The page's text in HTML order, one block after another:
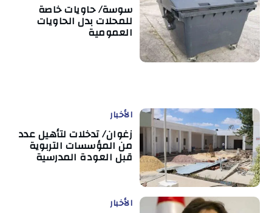
سوسة/ حاويات خاصة
للمحلات بدل الحاويات
العمومية
الأخبار
زغوان/ تدخلات لتأهيل عدد
من المؤسسات التربوية
قبل العودة المدرسية
الأخبار